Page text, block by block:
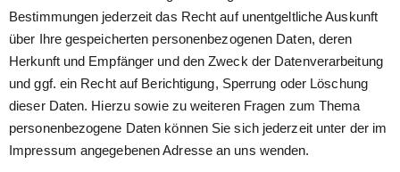
Bestimmungen jederzeit das Recht auf unentgeltliche Auskunft
über Ihre gespeicherten personenbezogenen Daten, deren
Herkunft und Empfänger und den Zweck der Datenverarbeitung
und ggf. ein Recht auf Berichtigung, Sperrung oder Löschung
dieser Daten. Hierzu sowie zu weiteren Fragen zum Thema
personenbezogene Daten können Sie sich jederzeit unter der im
Impressum angegebenen Adresse an uns wenden.